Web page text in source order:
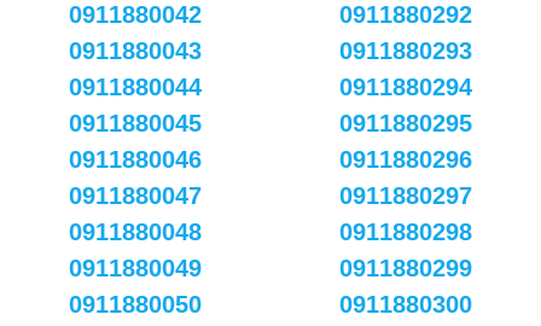
0911880042
0911880043
0911880044
0911880045
0911880046
0911880047
0911880048
0911880049
0911880050
0911880292
0911880293
0911880294
0911880295
0911880296
0911880297
0911880298
0911880299
0911880300